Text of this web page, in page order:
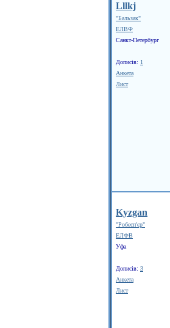
Lllkj
"Бальзак"
ЕЛВФ
Санкт-Петербург
Дописів: 1
Анкета
Лист
Kyzgan
"Робесп'єр"
ЕЛФВ
Уфа
Дописів: 3
Анкета
Лист